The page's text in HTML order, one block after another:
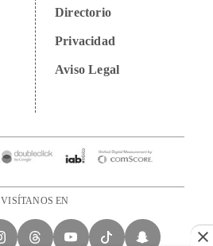
Directorio
Privacidad
Aviso Legal
VISÍTANOS EN